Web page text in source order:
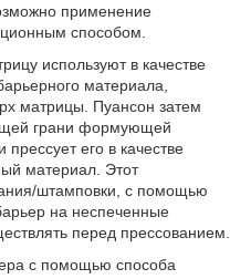
применение
способом.
используют в качестве
материала,
матрицы. Пуансон затем
грани формующей
его в качестве
материал. Этот
штамповки, с помощью
на неспеченные
перед прессованием.
с помощью способа